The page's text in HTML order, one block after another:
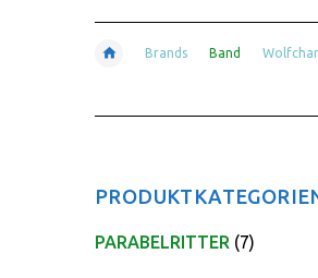
Brands Band
PARABELRITTER (7)